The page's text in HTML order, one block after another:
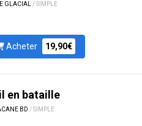
GLACIAL / SIMPLE
Acheter 19,90€
en bataille
BD / SIMPLE